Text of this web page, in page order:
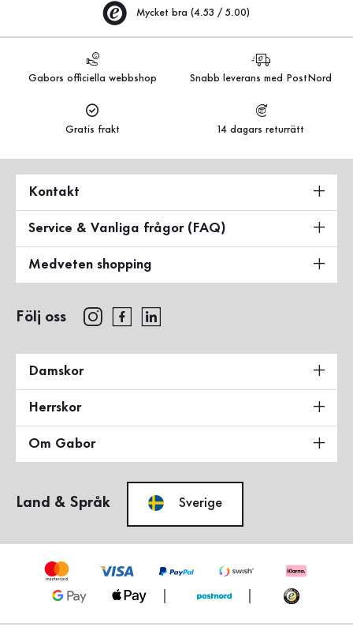
Mycket bra (4.53 / 5.00)
Gabors officiella webbshop Snabb leverans med PostNord
Gratis frakt 14 dagars returrätt
Kontakt
Service & Vanliga frågor (FAQ)
Medveten shopping
Följ oss
Damskor
Herrskor
Om Gabor
Land & Språk Sverige